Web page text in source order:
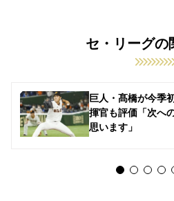
セ・リーグの
巨人・髙橋が今
揮官も評価「次へ
思います」